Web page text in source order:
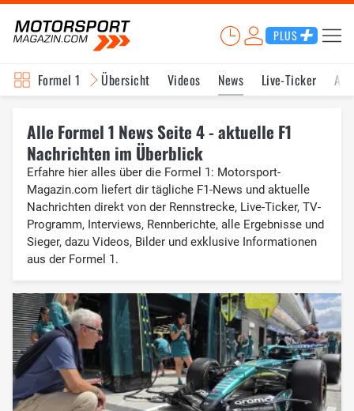
PLUS
Formel 1 Übersicht Videos News Live-Ticker
Alle Formel 1 News Seite 4 - aktuelle F1
Nachrichten im Überblick
Erfahre hier alles über die Formel 1: Motorsport-
Magazin.com liefert dir tägliche F1-News und aktuelle
Nachrichten direkt von der Rennstrecke, Live-Ticker, TV-
Programm, Interviews, Rennberichte, alle Ergebnisse und
Sieger, dazu Videos, Bilder und exklusive Informationen
aus der Formel 1.